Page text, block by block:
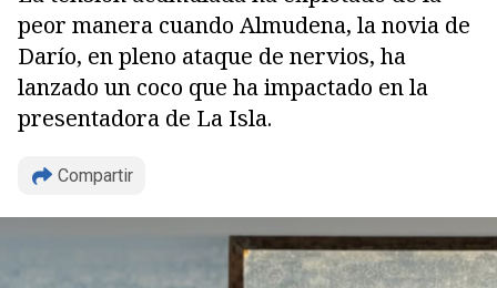
peor manera cuando Almudena, la novia de
Darío, en pleno ataque de nervios, ha
lanzado un coco que ha impactado en la
presentadora de La Isla.
Compartir